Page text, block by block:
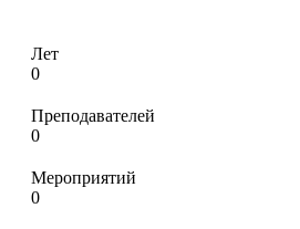
Лет
0
Преподавателей
0
Мероприятий
0